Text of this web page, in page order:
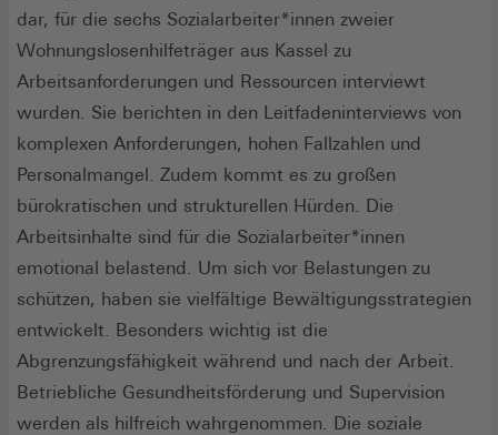
dar, für die sechs Sozialarbeiter*innen zweier
Wohnungslosenhilfeträger aus Kassel zu
Arbeitsanforderungen und Ressourcen interviewt
wurden. Sie berichten in den Leitfadeninterviews von
komplexen Anforderungen, hohen Fallzahlen und
Personalmangel. Zudem kommt es zu großen
bürokratischen und strukturellen Hürden. Die
Arbeitsinhalte sind für die Sozialarbeiter*innen
emotional belastend. Um sich vor Belastungen zu
schützen, haben sie vielfältige Bewältigungsstrategien
entwickelt. Besonders wichtig ist die
Abgrenzungsfähigkeit während und nach der Arbeit.
Betriebliche Gesundheitsförderung und Supervision
werden als hilfreich wahrgenommen. Die soziale